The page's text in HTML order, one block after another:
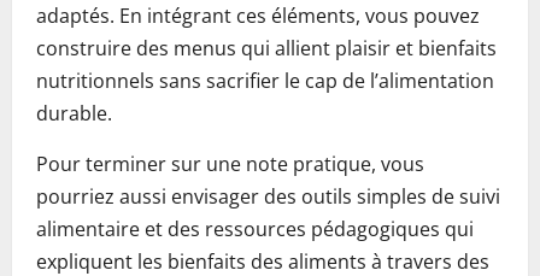
adaptés. En intégrant ces éléments, vous pouvez
construire des menus qui allient plaisir et bienfaits
nutritionnels sans sacrifier le cap de l’alimentation
durable.
Pour terminer sur une note pratique, vous
pourriez aussi envisager des outils simples de suivi
alimentaire et des ressources pédagogiques qui
expliquent les bienfaits des aliments à travers des